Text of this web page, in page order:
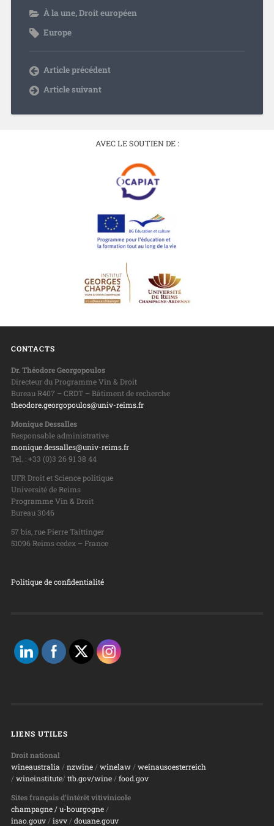
À la une,Droit européen
Europe
Article précédent
Article suivant
AVEC LE SOUTIEN DE :
CONTACTS
Dr. Théodore Georgopoulos
Directeur du Programme Vin & Droit
Bureau R407 – CRDT – Bâtiment de recherche
theodore.georgopoulos@univ-reims.fr
Monique Dessalles
Responsable administrative
monique.dessalles@univ-reims.fr
Tel. : +33 (0)3 26 91 38 44
UFR Droit et Science politique
Université de Reims
Programme Vin & Droit
Bureau 3046
57 bis, rue Pierre Taittinger
51096 Reims cedex – France
Politique de confidentialité
LIENS UTILES
Droit national
wineaustralia / nzwine/ winelaw/ weinausoesterreich
/ wineinstitute/ ttb.gov/wine/ food.gov
Sites français d’intérêt vitivinicole
champagne/ u-bourgogne/
inao.gouv/ isvv/ douane.gouv